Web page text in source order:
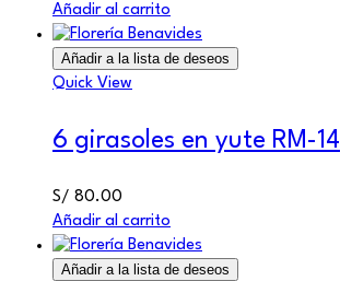
Añadir al carrito
Añadir a la lista de deseos
Quick View
6 girasoles en yute RM-14
S/ 80.00
Añadir al carrito
Añadir a la lista de deseos